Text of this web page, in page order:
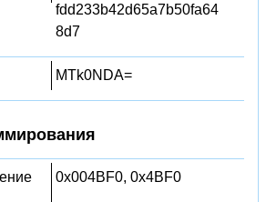
fdd233b42d65a7b50fa64
8d7
MTk0NDA=
0x004BF0, 0x4BF0